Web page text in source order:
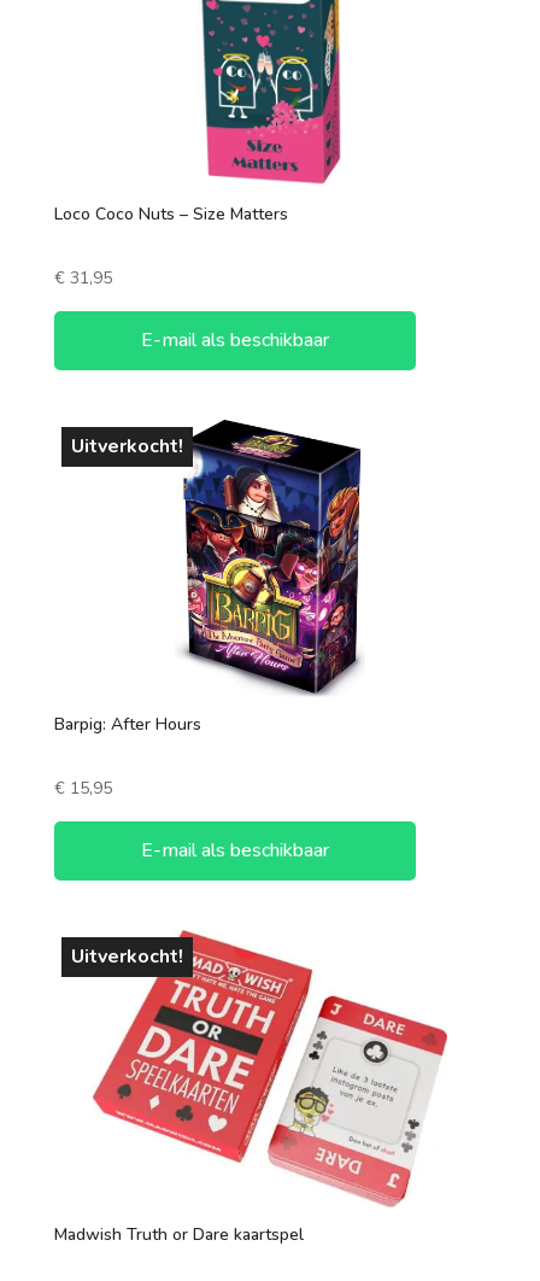
Loco Coco Nuts – Size Matters
€31,95
E-mail als beschikbaar
Uitverkocht!
Barpig: After Hours
€15,95
E-mail als beschikbaar
Uitverkocht!
Madwish Truth or Dare kaartspel